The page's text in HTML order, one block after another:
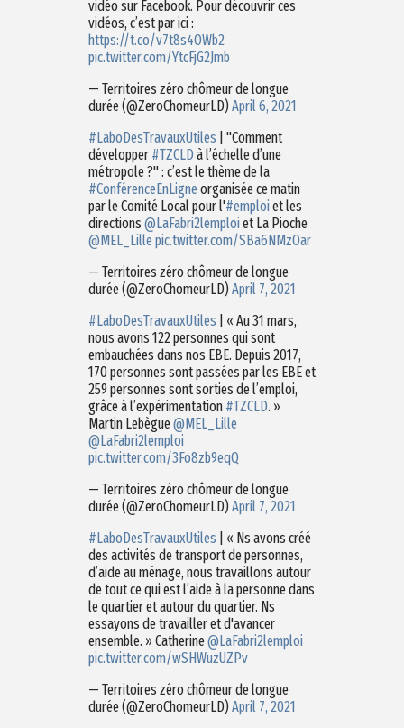
vidéo sur Facebook. Pour découvrir ces
vidéos, c’est par ici :
https://t.co/v7t8s4OWb2
pic.twitter.com/YtcFjG2Jmb
— Territoires zéro chômeur de longue
durée (@ZeroChomeurLD)April 6, 2021
#LaboDesTravauxUtiles | "Comment
développer #TZCLD à l’échelle d’une
métropole ?" : c’est le thème de la
#ConférenceEnLigne organisée ce matin
par le Comité Local pour l'#emploi et les
directions @LaFabri2lemploi et La Pioche
@MEL_Lille pic.twitter.com/SBa6NMzOar
— Territoires zéro chômeur de longue
durée (@ZeroChomeurLD)April 7, 2021
#LaboDesTravauxUtiles | « Au 31 mars,
nous avons 122 personnes qui sont
embauchées dans nos EBE. Depuis 2017,
170 personnes sont passées par les EBE et
259 personnes sont sorties de l’emploi,
grâce à l’expérimentation #TZCLD. »
Martin Lebègue@MEL_Lille
@LaFabri2lemploi
pic.twitter.com/3Fo8zb9eqQ
— Territoires zéro chômeur de longue
durée (@ZeroChomeurLD)April 7, 2021
#LaboDesTravauxUtiles | « Ns avons créé
des activités de transport de personnes,
d’aide au ménage, nous travaillons autour
de tout ce qui est l’aide à la personne dans
le quartier et autour du quartier. Ns
essayons de travailler et d'avancer
ensemble. » Catherine@LaFabri2lemploi
pic.twitter.com/wSHWuzUZPv
— Territoires zéro chômeur de longue
durée (@ZeroChomeurLD)April 7, 2021